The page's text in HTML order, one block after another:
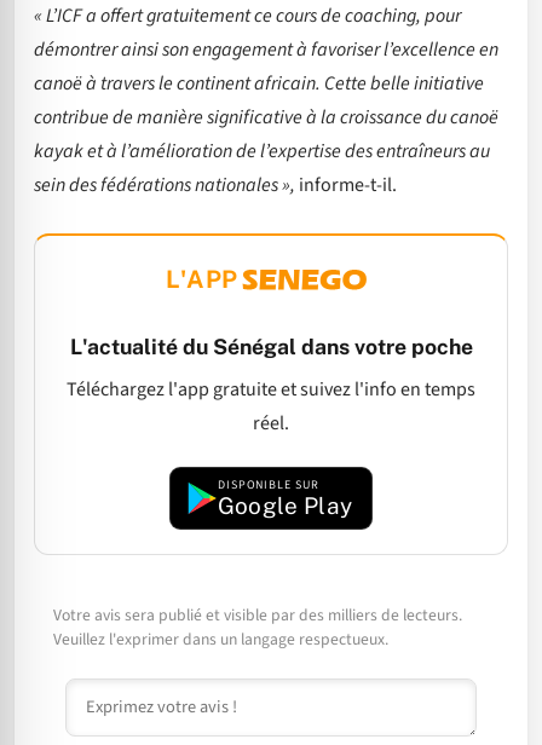
« L’ICF a offert gratuitement ce cours de coaching, pour
démontrer ainsi son engagement à favoriser l’excellence en
canoë à travers le continent africain. Cette belle initiative
contribue de manière significative à la croissance du canoë
kayak et à l’amélioration de l’expertise des entraîneurs au
sein des fédérations nationales », informe-t-il.
L'APP
L'actualité du Sénégal dans votre poche
Téléchargez l'app gratuite et suivez l'info en temps
réel.
DISPONIBLE SUR
Google Play
Votre avis sera publié et visible par des milliers de lecteurs.
Veuillez l'exprimer dans un langage respectueux.
Commentaire